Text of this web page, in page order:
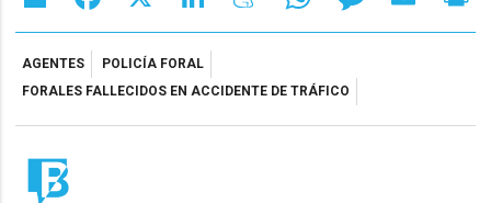
AGENTES
POLICÍA FORAL
FORALES FALLECIDOS EN ACCIDENTE DE TRÁFICO